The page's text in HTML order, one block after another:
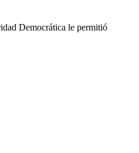
Democrática le permitió